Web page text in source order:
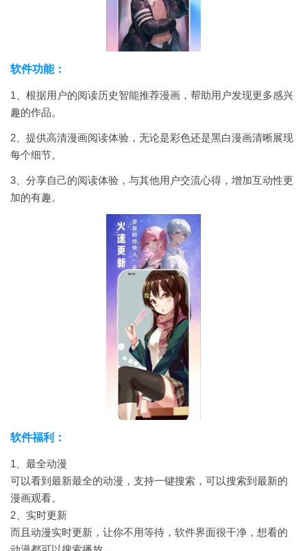
软件功能：
1、根据用户的阅读历史智能推荐漫画，帮助用户发现更多感兴
趣的作品。
2、提供高清漫画阅读体验，无论是彩色还是黑白漫画清晰展现
每个细节。
3、分享自己的阅读体验，与其他用户交流心得，增加互动性更
加的有趣。
软件福利：
1、最全动漫
可以看到最新最全的动漫，支持一键搜索，可以搜索到最新的
漫画观看。
2、实时更新
而且动漫实时更新，让你不用等待，软件界面很干净，想看的